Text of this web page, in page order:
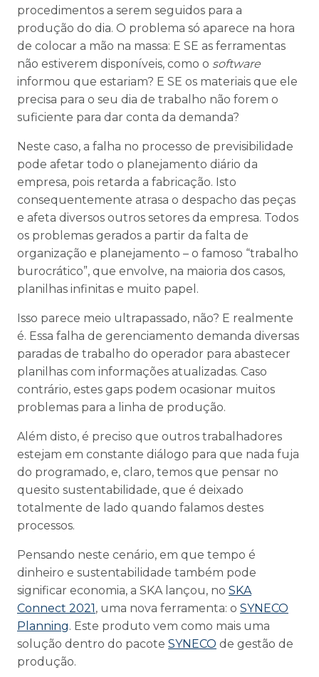
procedimentos a serem seguidos para a
produção do dia. O problema só aparece na hora
de colocar a mão na massa: E SE as ferramentas
não estiverem disponíveis, como o software
informou que estariam? E SE os materiais que ele
precisa para o seu dia de trabalho não forem o
suficiente para dar conta da demanda?
Neste caso, a falha no processo de previsibilidade
pode afetar todo o planejamento diário da
empresa, pois retarda a fabricação. Isto
consequentemente atrasa o despacho das peças
e afeta diversos outros setores da empresa. Todos
os problemas gerados a partir da falta de
organização e planejamento – o famoso “trabalho
burocrático”, que envolve, na maioria dos casos,
planilhas infinitas e muito papel.
Isso parece meio ultrapassado, não? E realmente
é. Essa falha de gerenciamento demanda diversas
paradas de trabalho do operador para abastecer
planilhas com informações atualizadas. Caso
contrário, estes gaps podem ocasionar muitos
problemas para a linha de produção.
Além disto, é preciso que outros trabalhadores
estejam em constante diálogo para que nada fuja
do programado, e, claro, temos que pensar no
quesito sustentabilidade, que é deixado
totalmente de lado quando falamos destes
processos.
Pensando neste cenário, em que tempo é
dinheiro e sustentabilidade também pode
significar economia, a SKA lançou, no SKA
Connect 2021, uma nova ferramenta: o SYNECO
Planning. Este produto vem como mais uma
solução dentro do pacote SYNECO de gestão de
produção.